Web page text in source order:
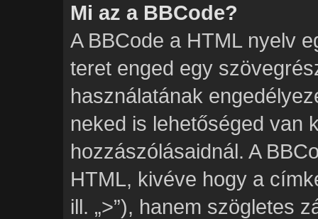
Mi az a BBCode?
A BBCode a HTML nyelv
teret enged egy
használatának
neked is lehetőséged van
hozzászólásaidnál. A
HTML, kivéve hogy a
ill. „>”), hanem szögletes